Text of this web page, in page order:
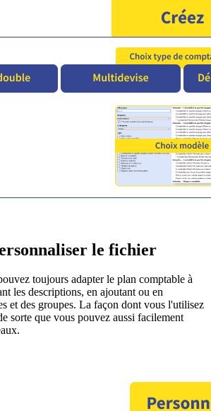
le fichier
toujours adapter le plan comptable à
les descriptions, en ajoutant ou en
et des groupes. La façon dont vous l'utilisez
sorte que vous pouvez aussi facilement